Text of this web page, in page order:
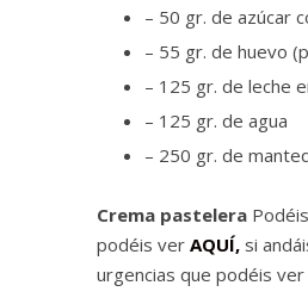
– 50 gr. de azúcar
– 55 gr. de huevo
– 125 gr. de leche
– 125 gr. de agua
– 250 gr. de
Crema pastelera
podéis ver AQUÍ, si
urgencias que podéis ver